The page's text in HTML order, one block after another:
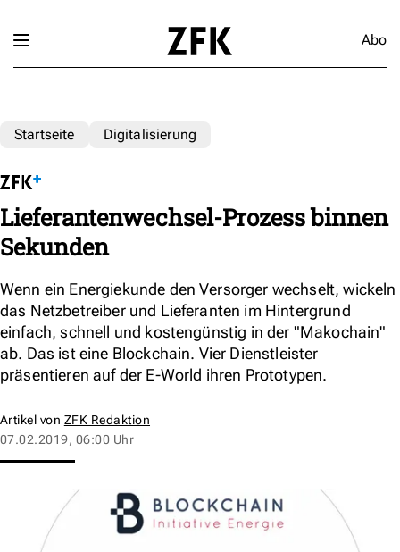
Abo
Startseite Digitalisierung
Lieferantenwechsel-Prozess binnen
Sekunden
Wenn ein Energiekunde den Versorger wechselt, wickeln
das Netzbetreiber und Lieferanten im Hintergrund
einfach, schnell und kostengünstig in der "Makochain"
ab. Das ist eine Blockchain. Vier Dienstleister
präsentieren auf der E-World ihren Prototypen.
Artikel von ZFK Redaktion
07.02.2019, 06:00 Uhr